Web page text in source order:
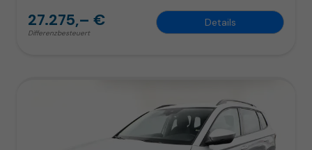
27.275,– €
Differenzbesteuert
Details